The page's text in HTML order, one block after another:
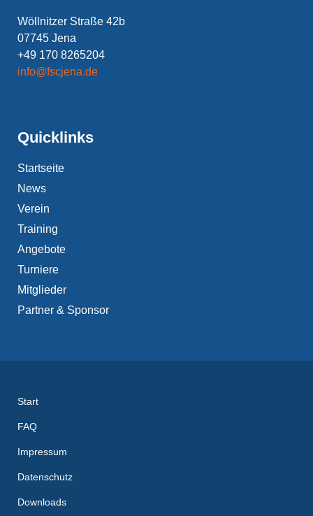
Wöllnitzer Straße 42b
07745 Jena
+49 170 8265204
info@fscjena.de
Quicklinks
Startseite
News
Verein
Training
Angebote
Turniere
Mitglieder
Partner & Sponsor
Start
FAQ
Impressum
Datenschutz
Downloads